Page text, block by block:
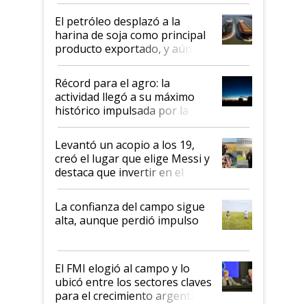
El petróleo desplazó a la
harina de soja como principal
producto exportado, y aún así
el agro aportó casi seis de cada
diez dólares y sostuvo el
liderazgo en un semestre
récord
Récord para el agro: la
actividad llegó a su máximo
histórico impulsada por la
cosecha y las exportaciones
Levantó un acopio a los 19,
creó el lugar que elige Messi y
destaca que invertir en el
kirchnerismo era como "darle
plata a un hijo para droga":
Juan Félix Rossetti, el libertario
que de una dura crisis salió
de Milei
La confianza del campo sigue
alta, aunque perdió impulso
El FMI elogió al campo y lo
ubicó entre los sectores claves
para el crecimiento argentino